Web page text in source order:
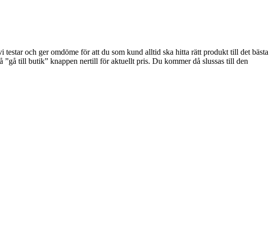
och ger omdöme för att du som kund alltid ska hitta rätt produkt till det bästa
till butik” knappen nertill för aktuellt pris. Du kommer då slussas till den